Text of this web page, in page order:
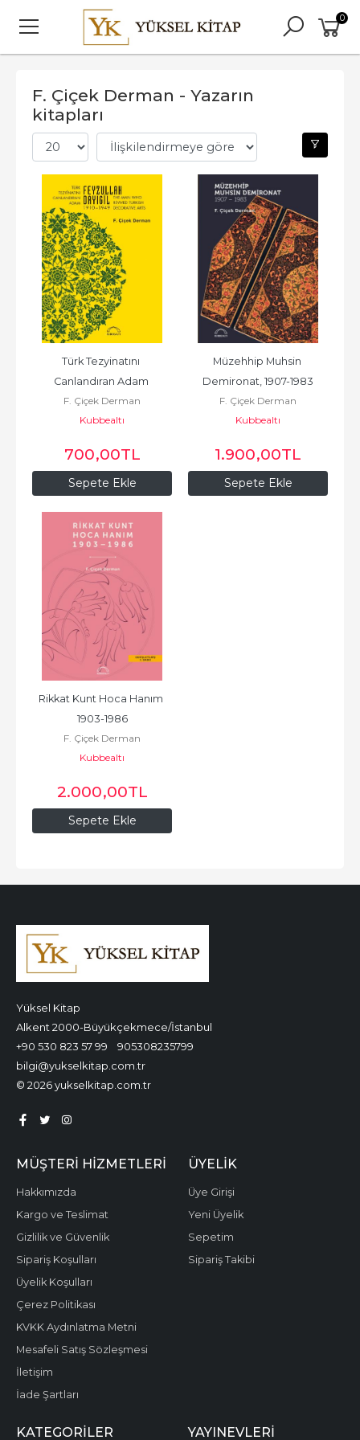
0
F. Çiçek Derman - Yazarın
kitapları
Sepete Ekle
Türk Tezyinatını
Canlandıran Adam
Feyzullah Dayıgil 1910-1949:
The Man...
F. Çiçek Derman
Kubbealtı
700,00TL
Sepete Ekle
Müzehhip Muhsin
Demironat, 1907-1983
F. Çiçek Derman
Kubbealtı
1.900,00TL
Sepete Ekle
Rikkat Kunt Hoca Hanım
1903-1986
F. Çiçek Derman
Kubbealtı
2.000,00TL
Yüksel Kitap
Alkent 2000-Büyükçekmece/İstanbul
+90 530 823 57 99
905308235799
bilgi@yukselkitap.com.tr
© 2026 yukselkitap.com.tr
MÜŞTERI HIZMETLERI
Hakkımızda
Kargo ve Teslimat
Gizlilik ve Güvenlik
Sipariş Koşulları
Üyelik Koşulları
Çerez Politikası
KVKK Aydınlatma Metni
Mesafeli Satış Sözleşmesi
İletişim
İade Şartları
ÜYELIK
Üye Girişi
Yeni Üyelik
Sepetim
Sipariş Takibi
KATEGORILER YAYINEVLERI